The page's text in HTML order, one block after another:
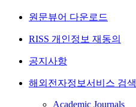
원문뷰어 다운로드
RISS 개인정보 재동의
공지사항
해외전자정보서비스 검색
Academic Journals